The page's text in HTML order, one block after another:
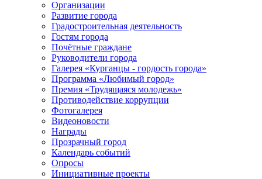
Организации
Развитие города
Градостроительная деятельность
Гостям города
Почётные граждане
Руководители города
Галерея «Курганцы - гордость города»
Программа «Любимый город»
Премия «Трудящаяся молодежь»
Противодействие коррупции
Фотогалерея
Видеоновости
Награды
Прозрачный город
Календарь событий
Опросы
Инициативные проекты